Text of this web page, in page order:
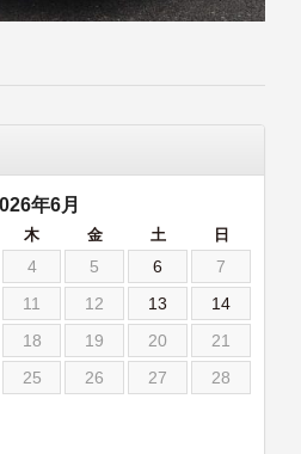
年6月
木 金 土 日
4 5 6
7
11 12 13
14
18 19 20
21
25 26 27
28